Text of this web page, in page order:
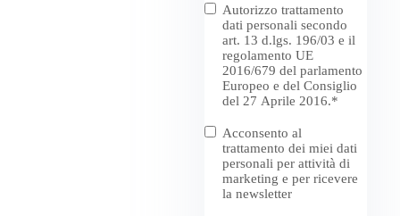
Consenso
trattamento*
Autorizzo trattamento
dati personali secondo
art. 13 d.lgs. 196/03 e il
regolamento UE
2016/679 del parlamento
Europeo e del Consiglio
del 27 Aprile 2016.*
Consenso
Marketing
Acconsento al
trattamento dei miei dati
personali per attività di
marketing e per ricevere
la newsletter